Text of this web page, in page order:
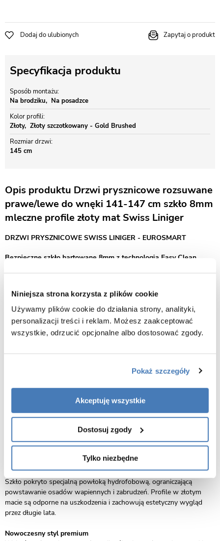
Niniejsza strona korzysta z plików cookie
Używamy plików cookie do działania strony, analityki,
personalizacji treści i reklam. Możesz zaakceptować
wszystkie, odrzucić opcjonalne albo dostosować zgody.
Pokaż szczegóły
Akceptuję wszystkie
Dostosuj zgody
Tylko niezbędne
Dodaj do ulubionych Zapytaj o produkt
Specyfikacja produktu
Sposób montażu
Na brodziku
Na posadzce
Kolor profili
Złoty
Złoty szczotkowany - Gold Brushed
Rozmiar drzwi
145 cm
Opis produktu Drzwi prysznicowe rozsuwane
prawe/lewe do wnęki 141-147 cm szkło 8mm
mleczne profile złoty mat Swiss Liniger
DRZWI PRYSZNICOWE SWISS LINIGER - EUROSMART
Bezpieczne szkło hartowane 8mm z technologią Easy Clean
Drzwi prysznicowe przesuwne Swiss-Liniger Premium – szkło mleczne
Drzwi prysznicowe Swiss-Liniger Premium to wybór dla osób, które
szukają nowoczesnego wzornictwa w połączeniu z elegancją.
Mleczne szkło hartowane o grubości 8 mm zapewnia prywatność,
bezpieczeństwo i trwałość, a solidne profile w złotym macie nadają
całości luksusowego charakteru.
Dzięki mechanizmowi przesuwnemu drzwi nie zajmują dużo
przestrzeni, a jednocześnie gwarantują komfortowy dostęp do
kabiny. To doskonałe rozwiązanie zarówno do małych, jak i dużych
Montaż dopasowany do Twoich potrzeb
Model Premium można zamontować zarówno na brodziku, jak i
bezpośrednio na posadzce z odwodnieniem liniowym. Regulowane
Łatwe czyszczenie i trwałość
Szkło pokryto specjalną powłoką hydrofobową, ograniczającą
powstawanie osadów wapiennych i zabrudzeń. Profile w złotym
macie są odporne na uszkodzenia i zachowują estetyczny wygląd
przez długie lata.
Nowoczesny styl premium